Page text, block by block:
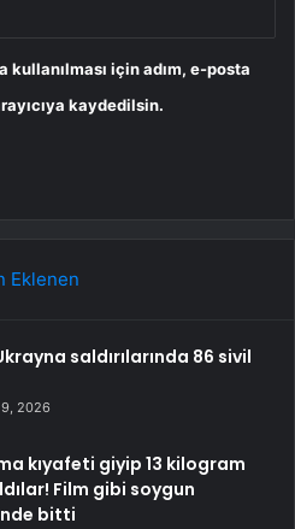
kullanılması için adım, e-posta
kaydedilsin.
Eklenen
saldırılarında 86 sivil
2026
kıyafeti giyip 13 kilogram
Film gibi soygun
bitti